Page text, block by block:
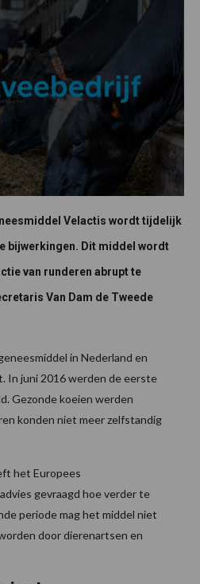
Velactis wordt tijdelijk
bijwerkingen. Dit middel wordt
van runderen abrupt te
Van Dam de Tweede
in Nederland en
In juni 2016 werden de eerste
Gezonde koeien werden
konden niet meer zelfstandig
het Europees
gevraagd hoe verder te
periode mag het middel niet
door dierenartsen en